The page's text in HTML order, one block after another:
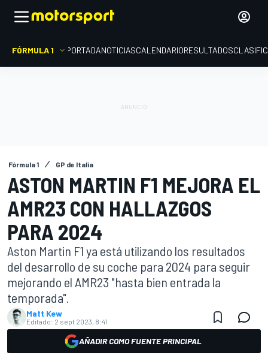
FÓRMULA 1 PORTADANOTICIASCALENDARIORESULTADOS
Fórmula 1 GP de Italia
ASTON MARTIN F1 MEJORA EL
AMR23 CON HALLAZGOS
PARA 2024
Aston Martin F1 ya está utilizando los resultados
del desarrollo de su coche para 2024 para seguir
mejorando el AMR23 "hasta bien entrada la
temporada".
Matt Kew
Editado: 2 sept 2023, 8:41
AÑADIR COMO FUENTE PRINCIPAL